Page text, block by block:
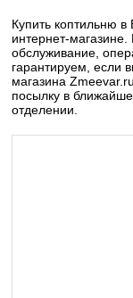
Купить коптильню
интернет-
обслуживание,
гарантируем, если
магазина
посылку в
отделении.